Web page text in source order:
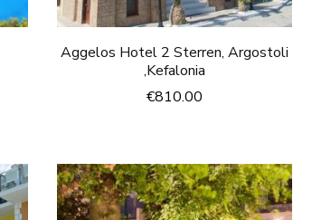
Aggelos Hotel 2 Sterren, Argostoli
,Kefalonia
€810.00